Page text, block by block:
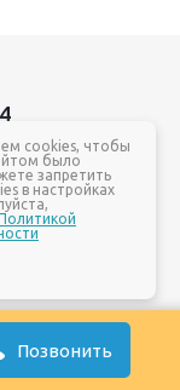
Позвонить
cookies, чтобы
было
запретить
в настройках